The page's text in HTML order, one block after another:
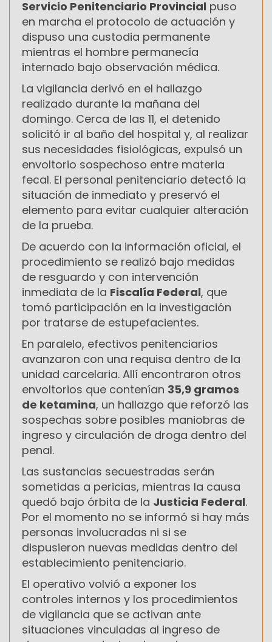
Servicio Penitenciario Provincial puso
en marcha el protocolo de actuación y
dispuso una custodia permanente
mientras el hombre permanecía
internado bajo observación médica.
La vigilancia derivó en el hallazgo
realizado durante la mañana del
domingo. Cerca de las 11, el detenido
solicitó ir al baño del hospital y, al realizar
sus necesidades fisiológicas, expulsó un
envoltorio sospechoso entre materia
fecal. El personal penitenciario detectó la
situación de inmediato y preservó el
elemento para evitar cualquier alteración
de la prueba.
De acuerdo con la información oficial, el
procedimiento se realizó bajo medidas
de resguardo y con intervención
inmediata de la Fiscalía Federal, que
tomó participación en la investigación
por tratarse de estupefacientes.
En paralelo, efectivos penitenciarios
avanzaron con una requisa dentro de la
unidad carcelaria. Allí encontraron otros
envoltorios que contenían 35,9 gramos
de ketamina, un hallazgo que reforzó las
sospechas sobre posibles maniobras de
ingreso y circulación de droga dentro del
penal.
Las sustancias secuestradas serán
sometidas a pericias, mientras la causa
quedó bajo órbita de la Justicia Federal.
Por el momento no se informó si hay más
personas involucradas ni si se
dispusieron nuevas medidas dentro del
establecimiento penitenciario.
El operativo volvió a exponer los
controles internos y los procedimientos
de vigilancia que se activan ante
situaciones vinculadas al ingreso de